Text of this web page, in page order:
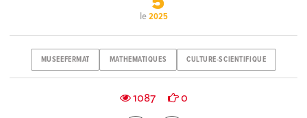
le 2025
MUSEEFERMAT MATHEMATIQUES CULTURE-SCIENTIFIQUE
1087 0